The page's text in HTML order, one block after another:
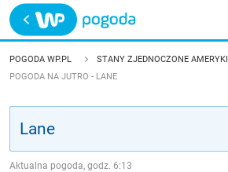
Trwa ładowanie
POLSKA
POGODA WP.PL
STANY ZJEDNOCZONE AMERYKI
POGODA NA JUTRO - LANE
Aktualna pogoda, godz. 6:13